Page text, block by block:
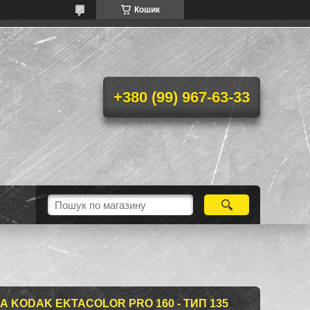
Кошик
+380 (99) 967-63-33
EKTACOLOR PRO 160 - ТИП 135